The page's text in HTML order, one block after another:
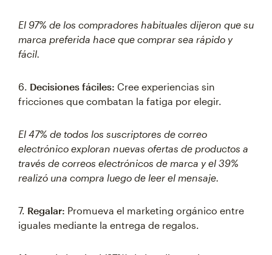
El 97% de los compradores habituales dijeron que su
marca preferida hace que comprar sea rápido y
fácil.
6. Decisiones fáciles: Cree experiencias sin
fricciones que combatan la fatiga por elegir.
El 47% de todos los suscriptores de correo
electrónico exploran nuevas ofertas de productos a
través de correos electrónicos de marca y el 39%
realizó una compra luego de leer el mensaje.
7. Regalar: Promueva el marketing orgánico entre
iguales mediante la entrega de regalos.